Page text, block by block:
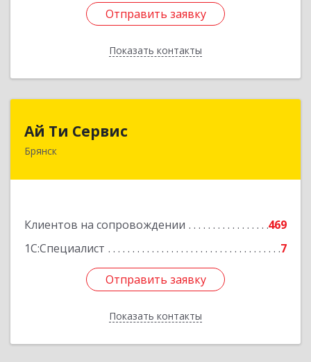
Отправить заявку
Показать контакты
Отправить заявку
Назад
Ай Ти Сервис
Брянск
Клиентов на сопровождении
469
1С:Специалист
7
Отправить заявку
Показать контакты
Отправить заявку
Назад